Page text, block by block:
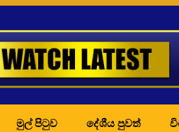
මුල් පිටුව දේශීය පුවත්